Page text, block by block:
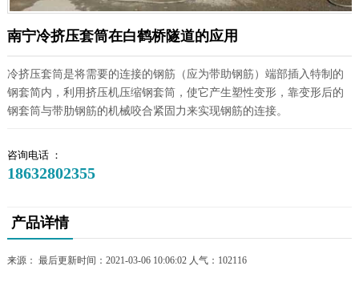
南宁冷挤压套筒在白鹤桥隧道的应用
冷挤压套筒是将需要的连接的钢筋（应为带助钢筋）端部插入特制的
钢套简内，利用挤压机压缩钢套筒，使它产生塑性变形，靠变形后的
钢套筒与带肋钢筋的机械咬合紧固力来实现钢筋的连接。
咨询电话 ：
18632802355
产品详情
来源： 最后更新时间：2021-03-06 10:06:02 人气： 102116